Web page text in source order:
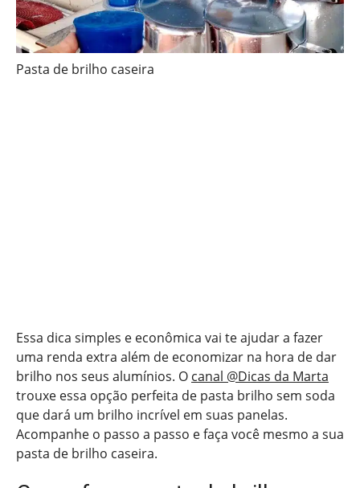
Pasta de brilho caseira
Essa dica simples e econômica vai te ajudar a fazer
uma renda extra além de economizar na hora de dar
brilho nos seus alumínios. O canal @Dicas da Marta
trouxe essa opção perfeita de pasta brilho sem soda
que dará um brilho incrível em suas panelas.
Acompanhe o passo a passo e faça você mesmo a sua
pasta de brilho caseira.